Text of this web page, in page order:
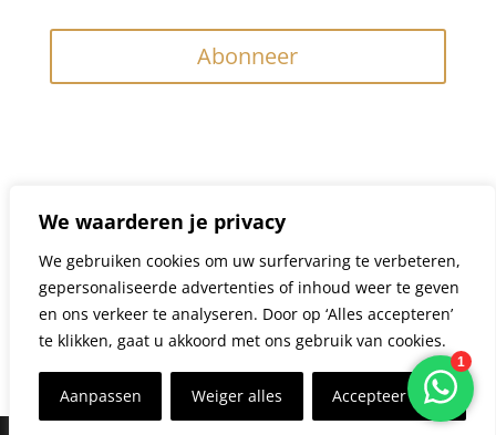
We waarderen je privacy
We gebruiken cookies om uw surfervaring te verbeteren,
gepersonaliseerde advertenties of inhoud weer te geven
en ons verkeer te analyseren. Door op ‘Alles accepteren’
te klikken, gaat u akkoord met ons gebruik van cookies.
Aanpassen Weiger alles Accepteer alles
Abonneer
0683232341
Email
jeroen@apexonlinecoaching.nl
Kom in contact